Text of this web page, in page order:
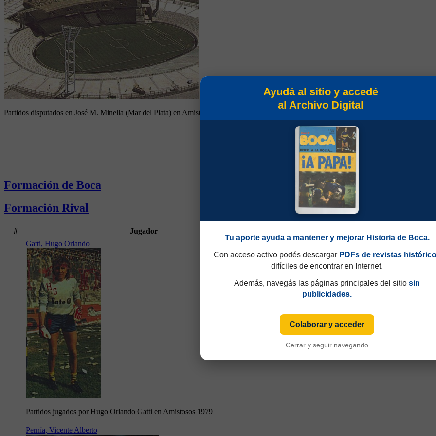
Partidos disputados en José M. Minella (Mar del Plata) en Amistosos 1979
Formación de Boca
Formación Rival
#
Jugador
Gatti, Hugo Orlando
Partidos jugados por Hugo Orlando Gatti en Amistosos 1979
Pernía, Vicente Alberto
Ayudá al sitio y accedé
al Archivo Digital
Tu aporte ayuda a mantener y mejorar Historia de Boca.
Con acceso activo podés descargar PDFs de revistas
difíciles de encontrar en Internet.
Además, navegás las páginas principales del sitio sin
publicidades.
Colaborar y acceder
Cerrar y seguir navegando